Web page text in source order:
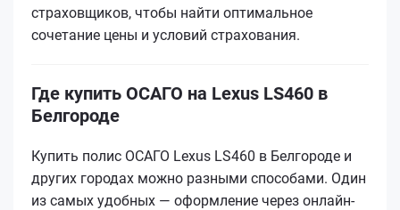
страховщиков, чтобы найти оптимальное
сочетание цены и условий страхования.
Где купить ОСАГО на Lexus LS460 в
Белгороде
Купить полис ОСАГО Lexus LS460 в Белгороде и
других городах можно разными способами. Один
из самых удобных — оформление через онлайн-